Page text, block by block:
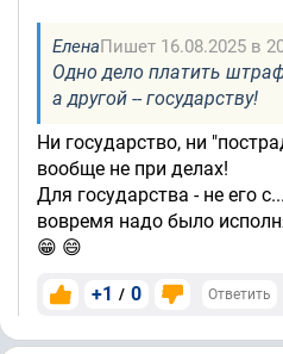
ЕленаПишет 16.08.2025 в
Одно дело платить
а другой -- государству!
Ни государство, ни
вообще не при делах!
Для государства - не его
вовремя надо было
😁 😄
+1 / 0 Ответить